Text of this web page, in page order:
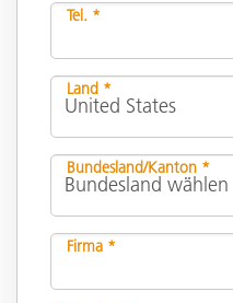
Tel. *
Land *
Bundesland/Kanton *
Firma *